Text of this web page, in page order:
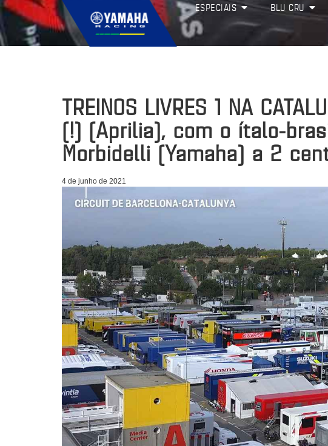
ESPECIAIS BLU CRU
TREINOS LIVRES 1 NA
(!) (Aprilia), com o ítalo-
Morbidelli (Yamaha) a 2
4 de junho de 2021